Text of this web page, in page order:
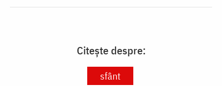
Citește despre:
sfânt